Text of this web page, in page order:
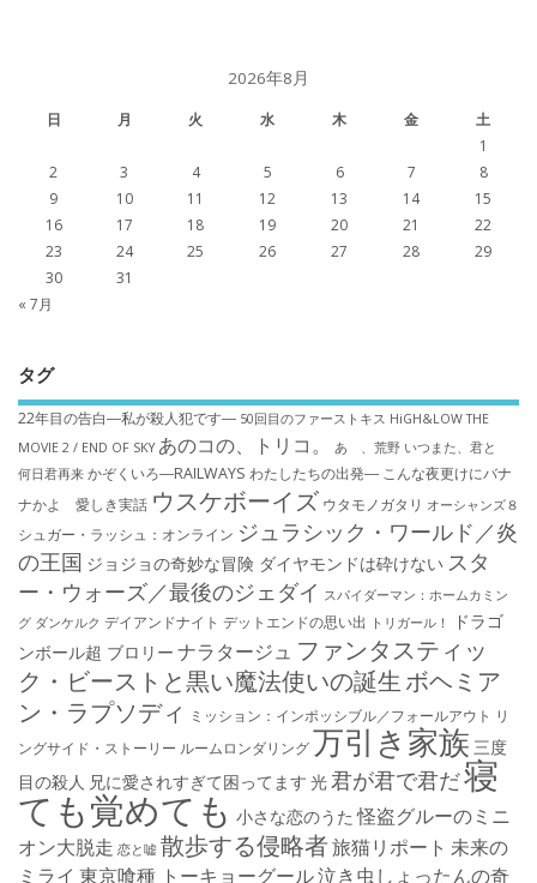
2026年8月
日 月 火 水 木 金
土
1
2
3 4 5 6 7
8
9
10 11 12 13 14
15
16
17 18 19 20 21
22
23
24 25 26 27 28
29
30
31
« 7月
タグ
22年目の告白―私が殺人犯です― 50回目のファーストキス HiGH&LOW THE
MOVIE 2 / END OF SKY あのコの、トリコ。 あゝ、荒野 いつまた、君と
何日君再来 かぞくいろ―RAILWAYS わたしたちの出発― こんな夜更けにバナ
ナかよ 愛しき実話 ウスケボーイズ ウタモノガタリ オーシャンズ８
シュガー・ラッシュ：オ​ンライン ジュラシック・ワールド／炎
の王国 ジョジョの奇妙な冒険 ダイヤモンドは砕けない スタ
ー・ウォーズ／最後のジェダイ スパイダーマン：ホームカミン
グ ダンケルク デイアンドナイト デットエンドの思い出 トリガール！
ドラゴ
ンボール超 ブロリー ナラタージュ ファンタスティッ
ク・ビーストと黒い魔法使いの誕生 ボヘミア
ン・ラプソディ ミッション：インポッシブル／フォールアウト リ
ングサイド・ストーリー ルームロンダリング万引き家族 三度
目の殺人 兄に愛されすぎて困ってます 光君が君で君だ寝
ても覚めても 小さな恋のうた 怪盗グルーのミニ
オン大脱走 恋と嘘 散歩する侵略者旅猫リポート 未来の
ミライ 東京喰種 トーキョーグール泣き虫しょったんの奇